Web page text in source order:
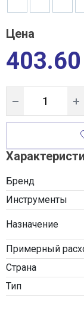
Цена
Бренд
Инструменты
Назначение
Примерный
Страна
Тип